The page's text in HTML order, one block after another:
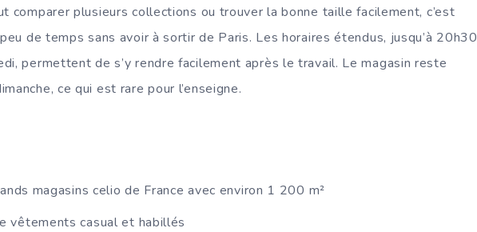
comparer plusieurs collections ou trouver la bonne taille facilement, c’est
de temps sans avoir à sortir de Paris. Les horaires étendus, jusqu’à 20h30
permettent de s’y rendre facilement après le travail. Le magasin reste
ce qui est rare pour l’enseigne.
magasins celio de France avec environ 1 200 m²
vêtements casual et habillés